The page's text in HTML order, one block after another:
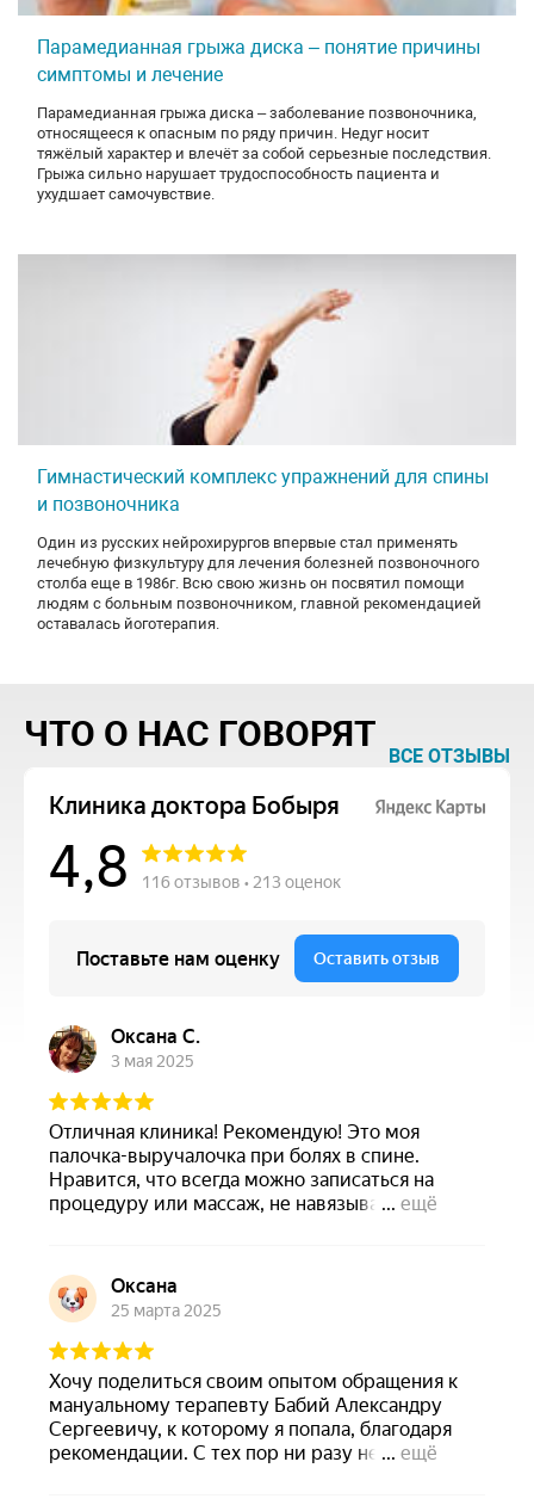
Парамедианная грыжа диска – понятие причины
симптомы и лечение
Парамедианная грыжа диска – заболевание позвоночника,
относящееся к опасным по ряду причин. Недуг носит
тяжёлый характер и влечёт за собой серьезные последствия.
Грыжа сильно нарушает трудоспособность пациента и
ухудшает самочувствие.
Гимнастический комплекс упражнений для спины
и позвоночника
Один из русских нейрохирургов впервые стал применять
лечебную физкультуру для лечения болезней позвоночного
столба еще в 1986г. Всю свою жизнь он посвятил помощи
людям с больным позвоночником, главной рекомендацией
оставалась йоготерапия.
ЧТО О НАС ГОВОРЯТ
ВСЕ ОТЗЫВЫ